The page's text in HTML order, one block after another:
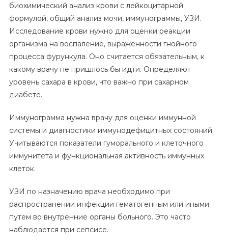
биохимический анализ крови с лейкоцитарной
формулой, общий анализ мочи, иммунограммы, УЗИ.
Исследование крови нужно для оценки реакции
организма на воспаление, выраженности гнойного
процесса фурункула. Оно считается обязательным, к
какому врачу не пришлось бы идти. Определяют
уровень сахара в крови, что важно при сахарном
диабете.
Иммунограмма нужна врачу для оценки иммунной
системы и диагностики иммунодефицитных состояний.
Учитываются показатели гуморального и клеточного
иммунитета и функциональная активность иммунных
клеток.
УЗИ по назначению врача необходимо при
распространении инфекции гематогенным или иными
путем во внутренние органы больного. Это часто
наблюдается при сепсисе.